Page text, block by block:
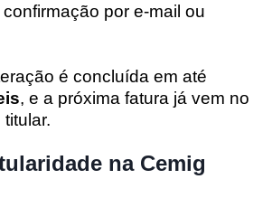
por e-mail ou
é concluída em até
, e a próxima fatura já vem no
na Cemig